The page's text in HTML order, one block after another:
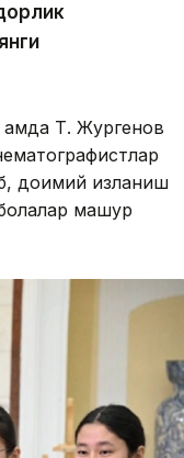
Т. Жургенов
доимий изланиш
машҳур